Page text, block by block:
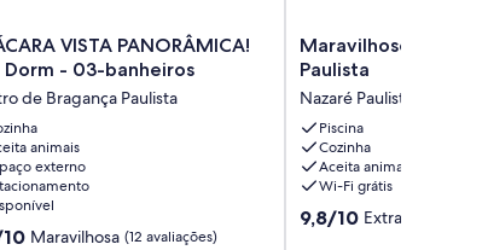
VISTA PANORÂMICA!
- 03-banheiros
de Bragança Paulista
animais
externo
Maravilhosa (12 avaliações)
Maravilhoso
sitio
Nazare
Paulista
Nazaré
Paulista
Maravilhoso sitio
Paulista
Nazaré Paulista
Piscina
Cozinha
Aceita animais
Wi-Fi grátis
9.8
9,8/10 Extraordinária